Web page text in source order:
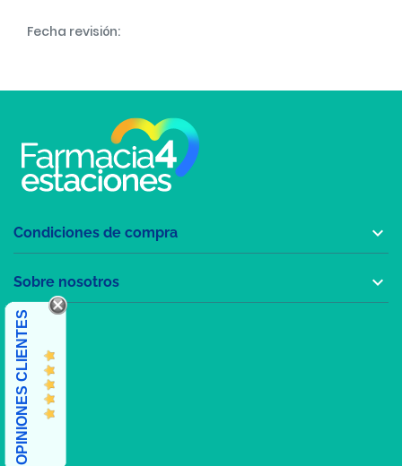
Fecha revisión:
Condiciones de compra 
Sobre nosotros 
OPINIONES CLIENTES